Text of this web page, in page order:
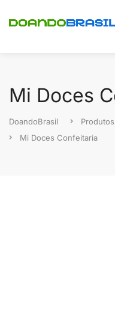
Mi Doces
DoandoBrasil Produtos
Mi Doces Confeitaria